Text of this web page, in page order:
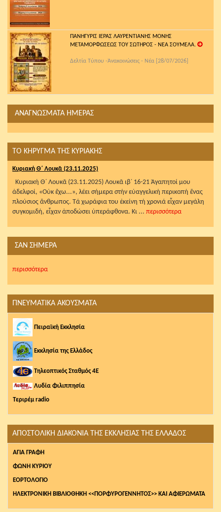
ΠΑΝΗΓΥΡΙΣ ΙΕΡΑΣ ΛΑΥΡΕΝΤΙΑΝΗΣ ΜΟΝΗΣ
ΜΕΤΑΜΟΡΦΩΣΕΩΣ ΤΟΥ ΣΩΤΗΡΟΣ - ΝΕΑ ΣΟΥΜΕΛΑ.
Δελτία Τύπου -Ἀνακοινώσεις - Νέα [28/07/2026]
ΑΝΑΓΝΩΣΜΑΤΑ ΗΜΕΡΑΣ
ΤΟ ΚΗΡΥΓΜΑ ΤΗΣ ΚΥΡΙΑΚΗΣ
Κυριακή Θ΄ Λουκᾶ (23.11.2025)
Κυριακή Θ΄ Λουκᾶ (23.11.2025) Λουκᾶ ιβ΄ 16-21 Ἀγαπητοί μου
ἀδελφοί, «Οὐκ ἔχω...», λέει σήμερα στήν εὐαγγελική περικοπή ἕνας
πλούσιος ἄνθρωπος. Τά χωράφια του ἐκείνη τή χρονιά εἶχαν μεγάλη
συγκομιδή, εἶχαν ἀποδώσει ὑπεράφθονα. Κι ... περισσότερα
ΣΑΝ ΣΗΜΕΡΑ
περισσότερα
ΠΝΕΥΜΑΤΙΚΑ ΑΚΟΥΣΜΑΤΑ
Πειραϊκή Εκκλησία
Εκκλησία της Ελλάδος
Τηλεοπτικός Σταθμός 4Ε
Λυδία Φιλιππησία
Τεριρέμ radio
ΑΠΟΣΤΟΛΙΚΗ ΔΙΑΚΟΝΙΑ ΤΗΣ ΕΚΚΛΗΣΙΑΣ ΤΗΣ ΕΛΛΑΔΟΣ
AΓΙΑ ΓΡΑΦΗ
ΦΩΝΗ ΚΥΡΙΟΥ
ΕΟΡΤΟΛΟΓΙΟ
ΗΛΕΚΤΡΟΝΙΚΗ ΒΙΒΛΙΟΘΗΚΗ <<ΠΟΡΦΥΡΟΓΕΝΝΗΤΟΣ>> ΚΑΙ ΑΦΙΕΡΩΜΑΤΑ